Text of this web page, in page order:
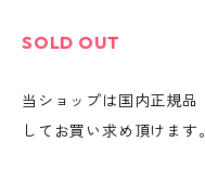
SOLD OUT
当ショップは国内正規
してお買い求め頂けます。